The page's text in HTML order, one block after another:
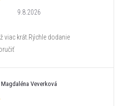
9.8.2026
viac krát.Rýchle dodanie
Magdaléna Veverková